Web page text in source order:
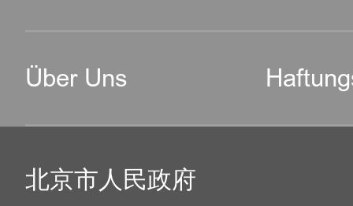
Über Uns
北京市人民政府